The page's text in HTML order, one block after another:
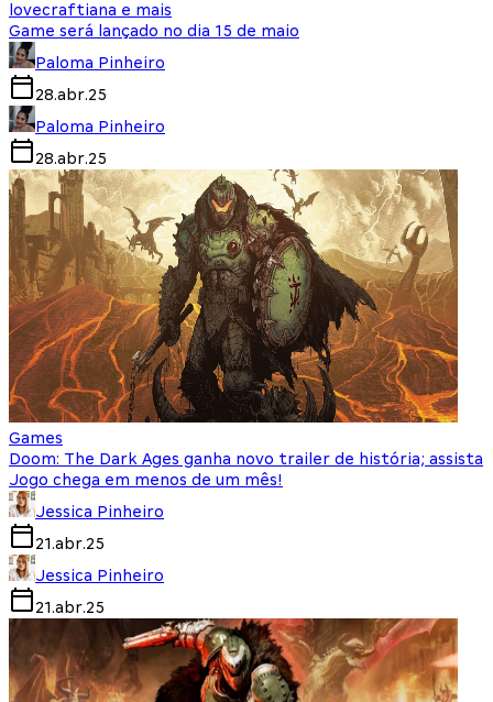
lovecraftiana e mais
Game será lançado no dia 15 de maio
Paloma Pinheiro
28.abr.25
Paloma Pinheiro
28.abr.25
Games
Doom: The Dark Ages ganha novo trailer de história; assista
Jogo chega em menos de um mês!
Jessica Pinheiro
21.abr.25
Jessica Pinheiro
21.abr.25